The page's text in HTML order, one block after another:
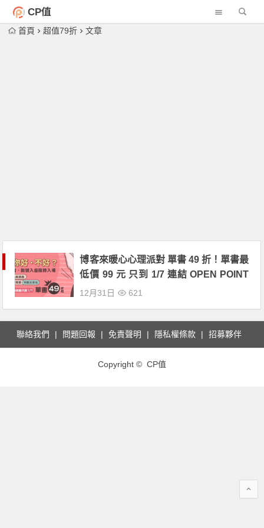
CP值
首頁 超值79折 文章
博客來暖心心理派對 單書 49 折！單書最
低價 99 元 只到 1/7 連結 OPEN POINT
會員再領 50 元折價券！
12月31日 621
聯絡我們 問題回報 免責聲明 隱私權條款 招募夥伴
Copyright © CP值